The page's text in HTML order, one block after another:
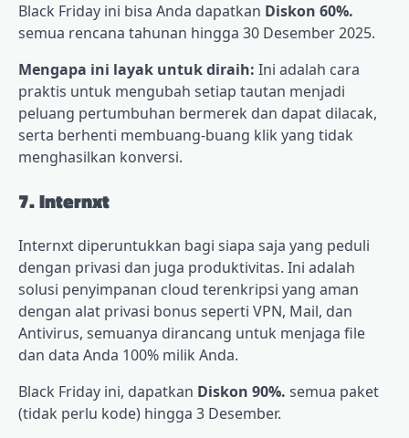
Black Friday ini bisa Anda dapatkan Diskon 60%.
semua rencana tahunan hingga 30 Desember 2025.
Mengapa ini layak untuk diraih: Ini adalah cara
praktis untuk mengubah setiap tautan menjadi
peluang pertumbuhan bermerek dan dapat dilacak,
serta berhenti membuang-buang klik yang tidak
menghasilkan konversi.
7. Internxt
Internxt diperuntukkan bagi siapa saja yang peduli
dengan privasi dan juga produktivitas. Ini adalah
solusi penyimpanan cloud terenkripsi yang aman
dengan alat privasi bonus seperti VPN, Mail, dan
Antivirus, semuanya dirancang untuk menjaga file
dan data Anda 100% milik Anda.
Black Friday ini, dapatkan Diskon 90%. semua paket
(tidak perlu kode) hingga 3 Desember.